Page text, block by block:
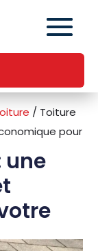
/ Toiture
pour
une